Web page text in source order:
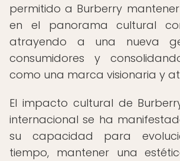
permitido a Burberry
en el panorama cultural
atrayendo a una nueva
consumidores y
como una marca visionaria y
El impacto cultural de
internacional se ha
su capacidad para
tiempo, mantener una